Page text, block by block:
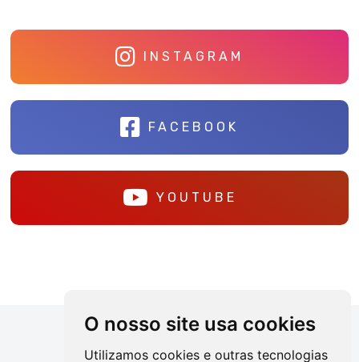
O nosso site usa cookies
Utilizamos cookies e outras tecnologias
INSTAGRAM
FACEBOOK
YOUTUBE